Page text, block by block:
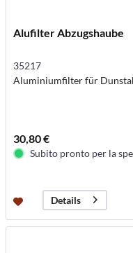
Alufilter Abzugshaube
35217
Aluminiumfilter für
30,80 €
Subito pronto per la
Details